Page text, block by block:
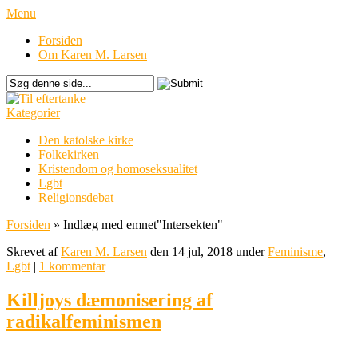
Menu
Forsiden
Om Karen M. Larsen
Kategorier
Den katolske kirke
Folkekirken
Kristendom og homoseksualitet
Lgbt
Religionsdebat
Forsiden » Indlæg med emnet"Intersekten"
Skrevet afKaren M. Larsen den 14 jul, 2018 underFeminisme,
Lgbt | 1 kommentar
Killjoys dæmonisering af
radikalfeminismen